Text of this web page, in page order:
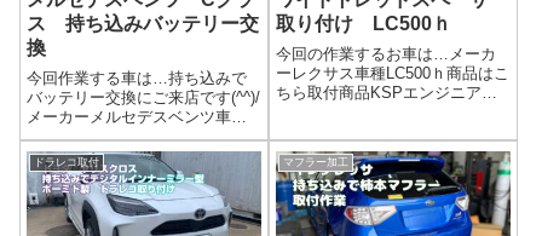
ス 持ち込みバッテリー交
換
今回作業する車は…持ち込みで
バッテリー交換にご来店です(^^)/
メーカーメルセデスベンツ車種
Ｃクラス取付商品はこちら 今回
取付する商品は…VARTA
12V80Ah800AAmazon様などで
買えるバッテリーですね。正規
ディーラーでバッテリ...
取り付け LC500ｈ
今回の作業するお車は…メーカ
ーレクサス車種LC500ｈ商品はこ
ちら取付商品KSPエンジニアリ
選びは重要です。 ホイールを
固定する重要な部品ですので
「安物買いの…なんたら」にな
らない...
ドラレコ取付 マフラー加工